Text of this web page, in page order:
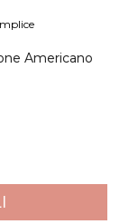
Americano